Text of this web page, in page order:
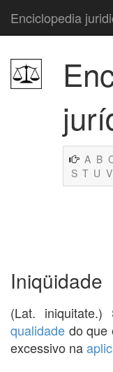
Enciclopedia
A B
S T U V
Iniqüidade
(Lat. iniquitate.)
qualidade do que
excessivo na